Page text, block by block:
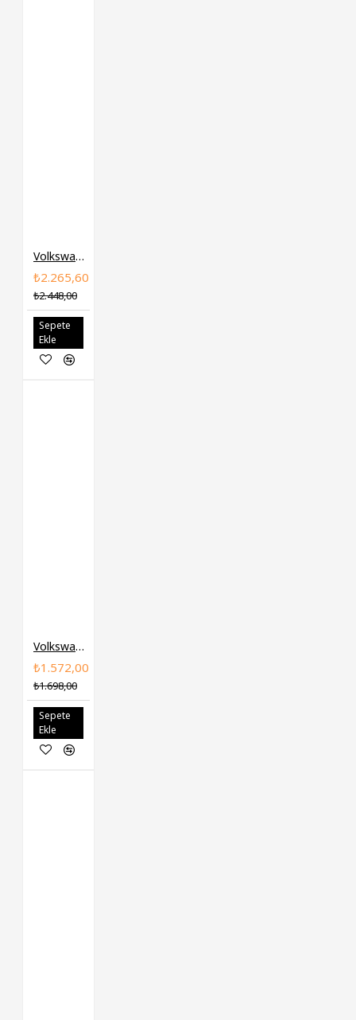
Volkswagen LESJOFORS Helezon Yayi Arka 3B0511115Q A6
₺2.265,60
₺2.448,00
Sepete
Ekle
Volkswagen GOODYEAR Porya Ön 4F0498625B A6
₺1.572,00
₺1.698,00
Sepete
Ekle